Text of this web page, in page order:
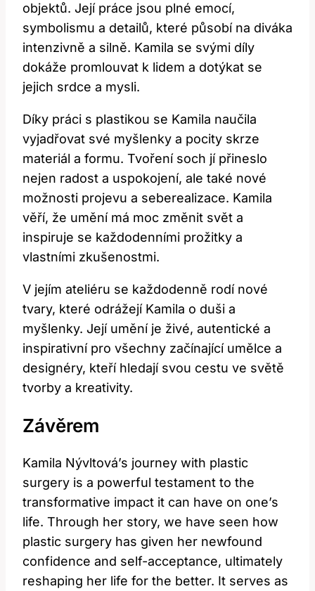
objektů. Její práce jsou plné emocí,
symbolismu a detailů, které působí na diváka
intenzivně a silně. Kamila se svými díly
dokáže promlouvat k lidem a dotýkat se
jejich srdce a mysli.
Díky práci s plastikou se Kamila naučila
vyjadřovat své myšlenky a pocity skrze
materiál a formu. Tvoření soch jí přineslo
nejen radost a uspokojení, ale také nové
možnosti projevu a seberealizace. Kamila
věří, že umění má moc změnit svět a
inspiruje se každodenními prožitky a
vlastními zkušenostmi.
V jejím ateliéru se každodenně rodí nové
tvary, které odrážejí Kamila o duši a
myšlenky. Její umění je živé, autentické a
inspirativní pro všechny začínající umělce a
designéry, kteří hledají svou cestu ve světě
tvorby a kreativity.
Závěrem
Kamila Nývltová’s journey with plastic
surgery is a powerful testament to the
transformative impact it can have on one’s
life. Through her story, we have seen how
plastic surgery has given her newfound
confidence and self-acceptance, ultimately
reshaping her life for the better. It serves as